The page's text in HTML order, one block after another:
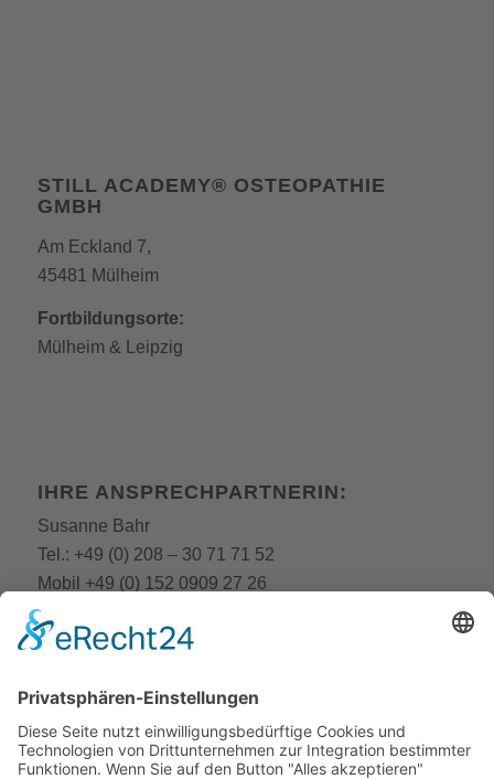
STILL ACADEMY® OSTEOPATHIE
GMBH
Am Eckland 7,
45481 Mülheim
Fortbildungsorte:
Mülheim & Leipzig
IHRE ANSPRECHPARTNERIN:
Susanne Bahr
Tel.: +49 (0) 208 – 30 71 71 52
Mobil +49 (0) 152 0909 27 26
E-Mail:
E-Mail:bahr @still-academy.de